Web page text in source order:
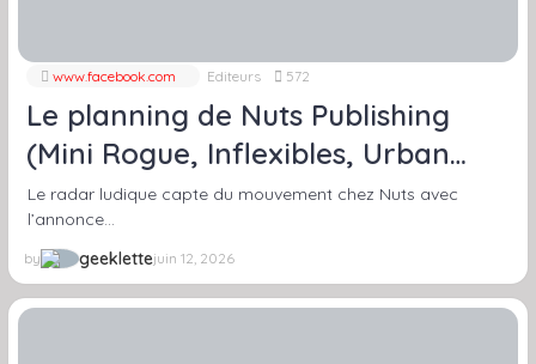
www.facebook.com Editeurs 572
Le planning de Nuts Publishing
(Mini Rogue, Inflexibles, Urban
Operations, Rolling Seas…)
Le radar ludique capte du mouvement chez Nuts avec
l’annonce…
by geeklettejuin 12, 2026